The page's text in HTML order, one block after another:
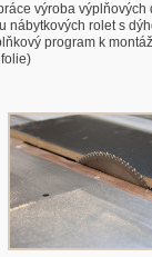
výroba
rolet s
program k
folie)